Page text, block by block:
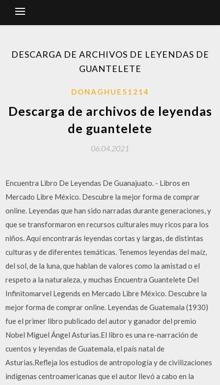
DESCARGA DE ARCHIVOS DE LEYENDAS DE
GUANTELETE
DONAGHUE51214
Descarga de archivos de leyendas
de guantelete
06.04.2021
Encuentra Libro De Leyendas De Guanajuato. - Libros en
Mercado Libre México. Descubre la mejor forma de comprar
online. Leyendas que han sido narradas durante generaciones, y
que se transformaron en recursos culturales muy ricos para los
niños. Aquí encontrarás leyendas cortas y largas, de distintas
culturas y de diferentes temáticas. Tenemos leyendas del maíz,
del sol, de la luna, que hablan de valores como la amistad o el
respeto a la naturaleza, y muchas Encuentra Guantelete Del
Infinitomarvel Legends en Mercado Libre México. Descubre la
mejor forma de comprar online. Leyendas de Guatemala (1930)
fue el primer libro publicado del autor y ganador del premio
Nobel Miguel Ángel Asturias.El libro es una re-narración de
cuentos y leyendas de Guatemala, el país natal de
Asturias.Refleja los estudios de antropología y de civilizaciones
indígenas centroamericanas que el autor llevó a cabo en la